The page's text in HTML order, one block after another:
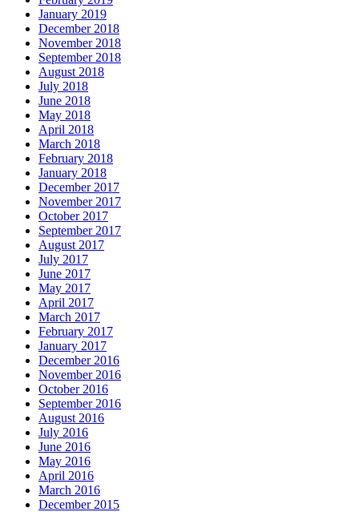
January 2019
December 2018
November 2018
September 2018
August 2018
July 2018
June 2018
May 2018
April 2018
March 2018
February 2018
January 2018
December 2017
November 2017
October 2017
September 2017
August 2017
July 2017
June 2017
May 2017
April 2017
March 2017
February 2017
January 2017
December 2016
November 2016
October 2016
September 2016
August 2016
July 2016
June 2016
May 2016
April 2016
March 2016
December 2015